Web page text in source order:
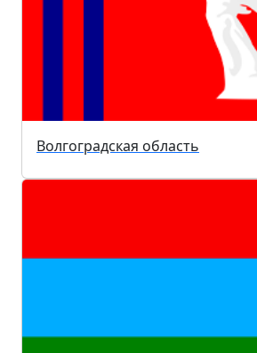
Волгоградская область